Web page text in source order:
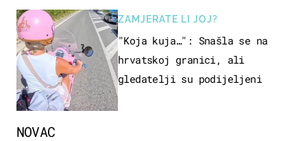
ZAMJERATE LI JOJ?
"Koja kuja…": Snašla se na
hrvatskoj granici, ali
gledatelji su podijeljeni
NOVAC